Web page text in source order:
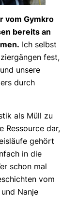
vom Gymkro
bereits an
Ich selbst
fest,
unsere
durch
als Müll zu
Ressource dar,
gehört
in die
schon mal
vom
Nanje